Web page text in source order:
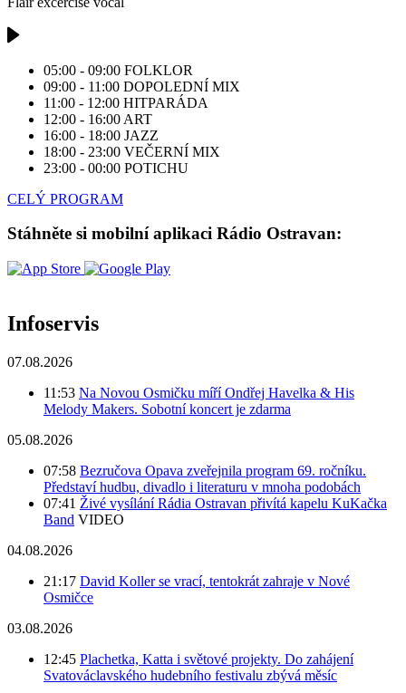
05:00 - 09:00 FOLKLOR
09:00 - 11:00 DOPOLEDNÍ MIX
11:00 - 12:00 HITPARÁDA
12:00 - 16:00 ART
16:00 - 18:00 JAZZ
18:00 - 23:00 VEČERNÍ MIX
23:00 - 00:00 POTICHU
CELÝ PROGRAM
Stáhněte si mobilní aplikaci Rádio Ostravan:
Infoservis
07.08.2026
11:53 Na Novou Osmičku míří Ondřej Havelka & His
Melody Makers. Sobotní koncert je zdarma
05.08.2026
07:58 Bezručova Opava zveřejnila program 69. ročníku.
Představí hudbu, divadlo i literaturu v mnoha podobách
07:41 Živé vysílání Rádia Ostravan přivítá kapelu KuKačka
Band VIDEO
04.08.2026
21:17 David Koller se vrací, tentokrát zahraje v Nové
Osmičce
03.08.2026
12:45 Plachetka, Katta i světové projekty. Do zahájení
Svatováclavského hudebního festivalu zbývá měsíc